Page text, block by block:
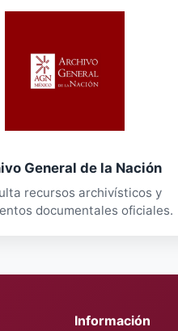
General de la Nación
recursos archivísticos y
documentales oficiales.
Información